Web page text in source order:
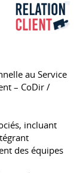
au Service
– CoDir /
incluant
des équipes